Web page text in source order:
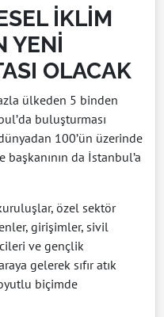
İKLİM
YENİ
OLACAK
ülkeden 5 binden
buluşturması
100’ün üzerinde
da İstanbul’a
özel sektör
girişimler, sivil
ve gençlik
gelerek sıfır atık
biçimde